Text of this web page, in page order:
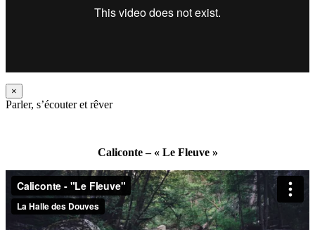
×
Parler, s’écouter et rêver
Caliconte – « Le Fleuve »